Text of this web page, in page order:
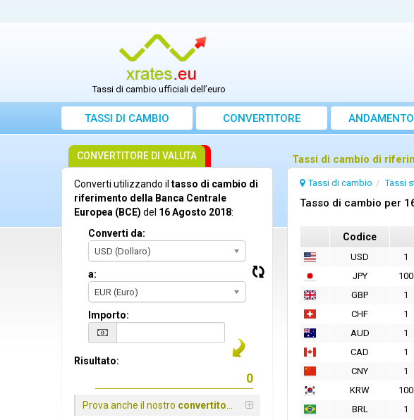
Tassi di cambio ufficiali dell’euro
TASSI DI CAMBIO CONVERTITORE
Tassi di cambio di
Tassi di cambio Tassi
Tasso di cambio per
Codice
USD 1
JPY
100
GBP
1
CHF
1
AUD
1
CAD
1
CNY
1
KRW
100
BRL
1
CONVERTITORE DI VALUTA
Converti utilizzando il tasso di cambio di
riferimento della Banca Centrale
Europea (BCE) del 16 Agosto 2018:
Converti da:
USD (Dollaro)
a:
EUR (Euro)
Importo:
Risultato:
Prova anche il nostro convertitore